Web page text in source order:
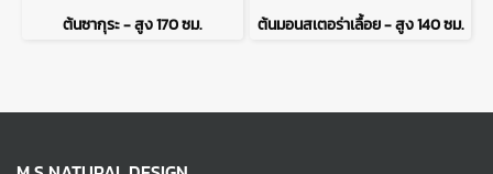
ต้นซากุระ - สูง 170 ซม. ต้นมอนสเตอร่าเลื้อย - สูง 140 ซม.